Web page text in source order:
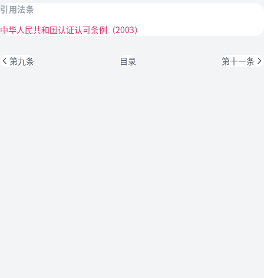
引用法条
中华人民共和国认证认可条例（2003）
第九条 目录 第十一条